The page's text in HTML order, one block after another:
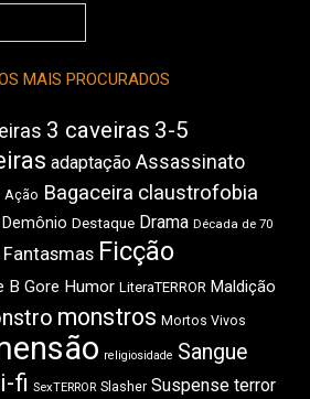
MAIS PROCURADOS
3 caveiras 3-5
adaptação Assassinato
Ação Bagaceira claustrofobia
Demônio Destaque Drama Década de 70
Fantasmas Ficção
B Gore Humor LiteraTERROR Maldição
monstros Mortos Vivos
religiosidade Sangue
fi SexTERROR Slasher Suspense terror